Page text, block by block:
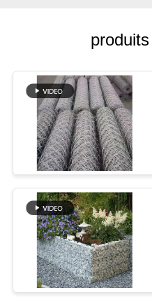
CONTACTER
NOUVELLES
LES
AFFAIRES
PLAN
SITE